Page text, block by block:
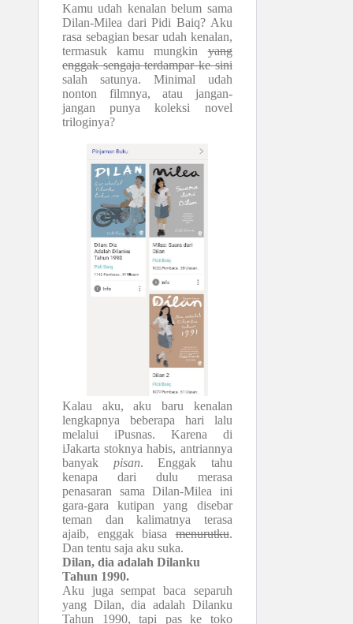
Kamu udah kenalan belum sama
Dilan-Milea dari Pidi Baiq? Aku
rasa sebagian besar udah kenalan,
termasuk kamu mungkinyang
enggak sengaja terdampar ke sini
salah satunya. Minimal udah
nonton filmnya, atau jangan-
jangan punya koleksi novel
triloginya?
Kalau aku, aku baru kenalan
lengkapnya beberapa hari lalu
melalui iPusnas. Karena di
iJakarta stoknya habis, antriannya
banyak pisan. Enggak tahu
kenapa dari dulu merasa
penasaran sama Dilan-Milea ini
gara-gara kutipan yang disebar
teman dan kalimatnya terasa
ajaib, enggak biasamenurutku.
Dan tentu saja aku suka.
Dilan, dia adalah Dilanku
Tahun 1990.
Aku juga sempat baca separuh
yang Dilan, dia adalah Dilanku
Tahun 1990, tapi pas ke toko